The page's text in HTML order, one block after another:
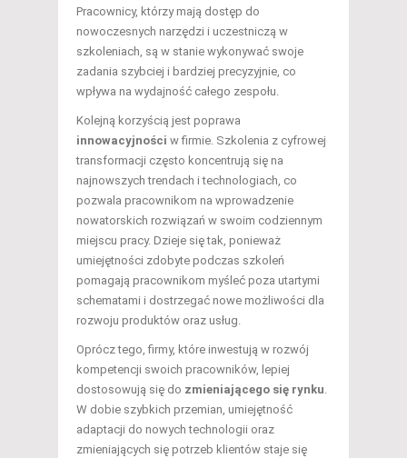
Pracownicy, którzy mają dostęp do
nowoczesnych narzędzi i uczestniczą w
szkoleniach, są w stanie wykonywać swoje
zadania szybciej i bardziej precyzyjnie, co
wpływa na wydajność całego zespołu.
Kolejną korzyścią jest poprawa
innowacyjności w firmie. Szkolenia z cyfrowej
transformacji często koncentrują się na
najnowszych trendach i technologiach, co
pozwala pracownikom na wprowadzenie
nowatorskich rozwiązań w swoim codziennym
miejscu pracy. Dzieje się tak, ponieważ
umiejętności zdobyte podczas szkoleń
pomagają pracownikom myśleć poza utartymi
schematami i dostrzegać nowe możliwości dla
rozwoju produktów oraz usług.
Oprócz tego, firmy, które inwestują w rozwój
kompetencji swoich pracowników, lepiej
dostosowują się do zmieniającego się rynku.
W dobie szybkich przemian, umiejętność
adaptacji do nowych technologii oraz
zmieniających się potrzeb klientów staje się